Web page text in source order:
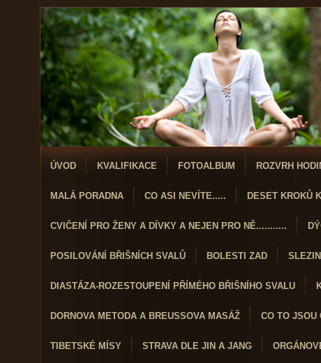
ÚVOD KVALIFIKACE FOTOALBUM ROZVRH
MALÁ PORADNA CO ASI NEVÍTE..... DESET KROKŮ
CVIČENÍ PRO ŽENY A DÍVKY A NEJEN PRO NĚ...........
POSILOVÁNÍ BŘIŠNÍCH SVALŮ BOLESTI ZAD
DIASTÁZA-ROZESTOUPENÍ PŘÍMÉHO BŘIŠNÍHO SVALU
DORNOVA METODA A BREUSSOVA MASÁŽ CO TO JSOU
TIBETSKÉ MÍSY STRAVA DLE JIN A JANG